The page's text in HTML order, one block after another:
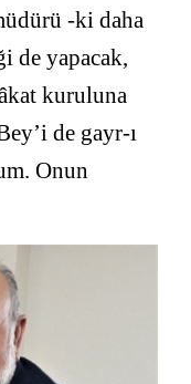
-ki daha
de yapacak,
kuruluna
de gayr-ı
Onun